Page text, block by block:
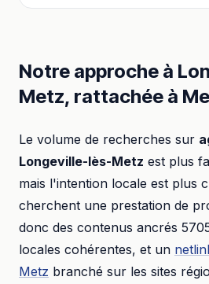
Notre approche à
Metz, rattachée à
Le volume de recherches sur
Longeville-lès-Metz est plus
mais l'intention locale est plus
cherchent une prestation de
donc des contenus ancrés
locales cohérentes, et un
Metz branché sur les sites